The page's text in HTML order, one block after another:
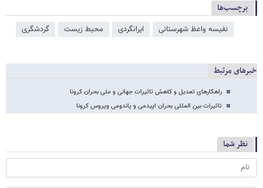
برچسب‌ها
نفیسه واعظ شهرستانی ایرانگردی محیط زیست گردشگری
خبرهای مرتبط
راهکارهای تعدیل و کاهش تاثیرات جهانی و ملی بحران کرونا
تاثیرات بین المللی بحران اپیدمی و پاندومی ویروس کرونا
نظر شما